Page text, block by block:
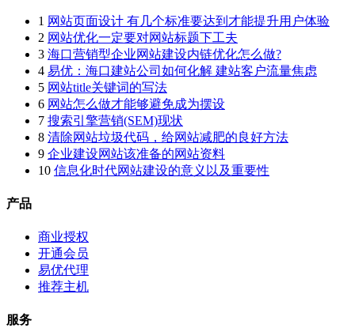
1 网站页面设计 有几个标准要达到才能提升用户体验
2 网站优化一定要对网站标题下工夫
3 海口营销型企业网站建设内链优化怎么做?
4 易优：海口建站公司如何化解 建站客户流量焦虑
5 网站title关键词的写法
6 网站怎么做才能够避免成为摆设
7 搜索引擎营销(SEM)现状
8 清除网站垃圾代码，给网站减肥的良好方法
9 企业建设网站该准备的网站资料
10 信息化时代网站建设的意义以及重要性
产品
商业授权
开通会员
易优代理
推荐主机
服务